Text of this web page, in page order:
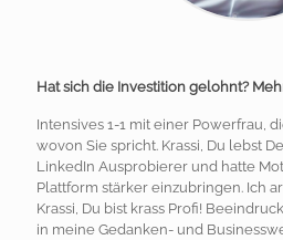
Hat sich die Investition gelohnt?
Intensives 1-1 mit einer Powerfrau,
wovon Sie spricht. Krassi, Du lebst
LinkedIn Ausprobierer und hatte
Plattform stärker einzubringen. Ich
Krassi, Du bist krass Profi!
in meine Gedanken- und